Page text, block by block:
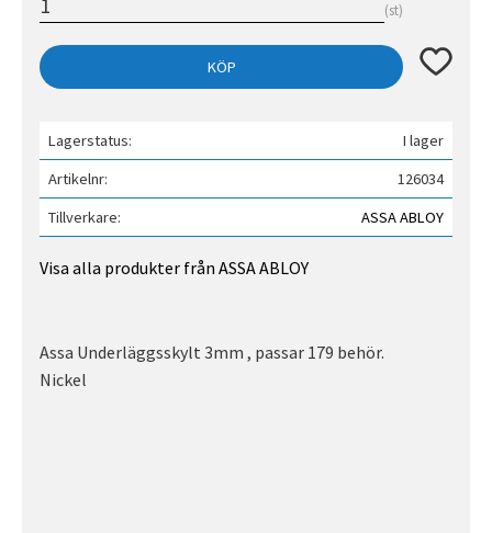
st
KÖP Lägg till
Lagerstatus
I lager
Artikelnr
126034
Tillverkare
ASSA ABLOY
Visa alla produkter från ASSA ABLOY
Assa Underläggsskylt 3mm , passar 179 behör.
Nickel